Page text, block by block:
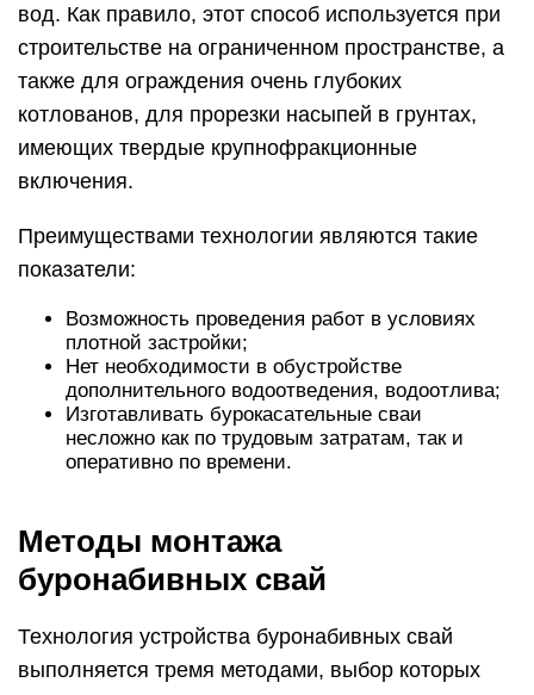
вод. Как правило, этот способ используется при
строительстве на ограниченном пространстве, а
также для ограждения очень глубоких
котлованов, для прорезки насыпей в грунтах,
имеющих твердые крупнофракционные
включения.
Преимуществами технологии являются такие
показатели:
Возможность проведения работ в условиях
плотной застройки;
Нет необходимости в обустройстве
дополнительного водоотведения, водоотлива;
Изготавливать бурокасательные сваи
несложно как по трудовым затратам, так и
оперативно по времени.
Методы монтажа
буронабивных свай
Технология устройства буронабивных свай
выполняется тремя методами, выбор которых